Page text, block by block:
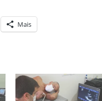
Mais